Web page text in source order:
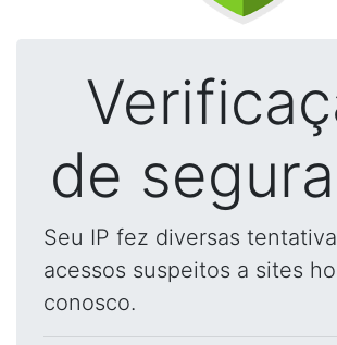
de
Seu IP fez diversas
acessos suspeitos a sites
conosco.